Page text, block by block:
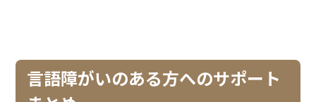
言語障がいのある方へのサポート